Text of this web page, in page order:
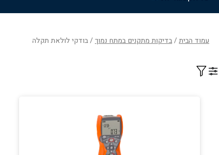
עמוד הבית/בדיקות מתקנים במתח נמוך/ בודקי לולאת תקלה